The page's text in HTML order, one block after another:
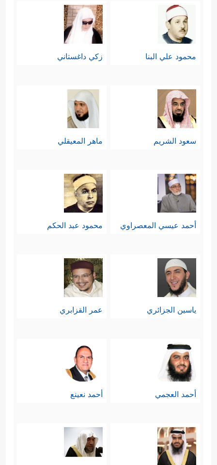
محمود علي البنا زكي داغستاني
سعود الشريم ماهر المعيقلي
أحمد عيسي المعصراوي محمود عبد الحكم
ياسين الجزائري عمر القزابري
أحمد العجمي أحمد نعينع